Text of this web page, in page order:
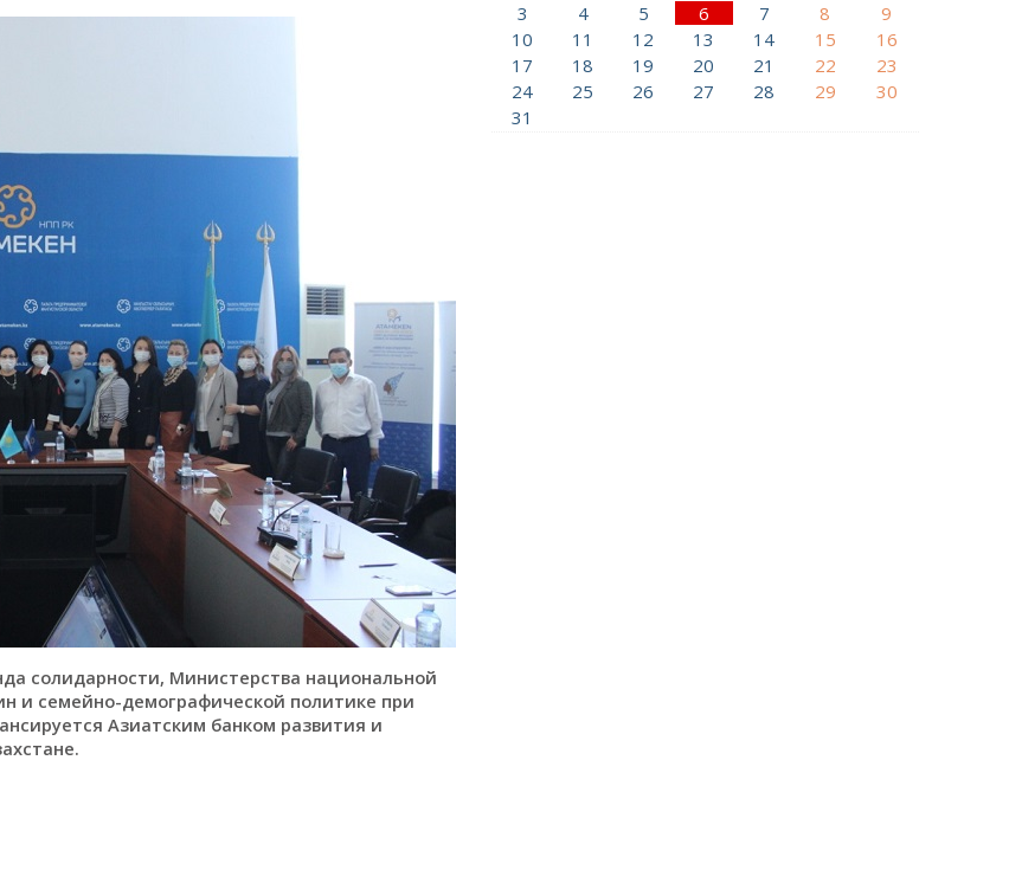
солидарности, Министерства национальной
и семейно-демографической политике при
Азиатским банком развития и
3
4 5 6 7 8
9
10
11 12 13 14 15
16
17
18 19 20 21 22
23
24
25 26 27 28 29
30
31